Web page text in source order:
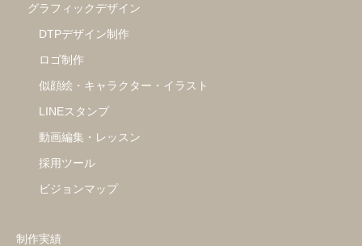
グラフィックデザイン
DTPデザイン制作
ロゴ制作
似顔絵・キャラクター・イラスト
LINEスタンプ
動画編集・レッスン
採用ツール
ビジョンマップ
制作実績